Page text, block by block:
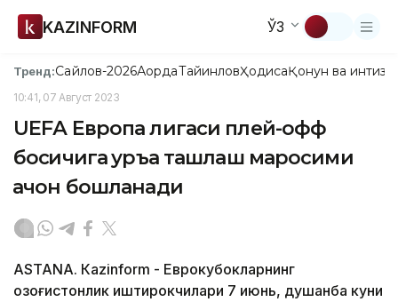
KAZINFORM ЎЗ
Тренд:Сайлов-2026АқордаТайинловҲодисаҚонун ва
10:41, 07 Август 2023
UEFА Европа лигаси плей-офф
босқичига қуръа ташлаш маросими
қачон бошланади
ASTANА. Кazinform - Еврокубокларнинг
қозоғистонлик иштирокчилари 7 июнь, душанба куни